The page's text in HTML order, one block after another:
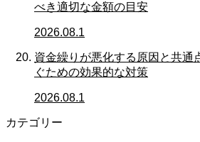
べき適切な金額の目安
2026.08.1
資金繰りが悪化する原因と共通
ぐための効果的な対策
2026.08.1
カテゴリー